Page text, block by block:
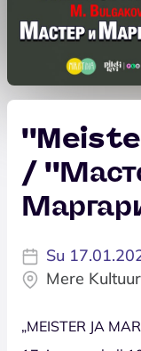
/
Su
Mere
„MEISTER JA